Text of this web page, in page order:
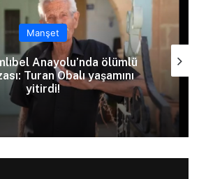
Manşet
Anayolu’nda ölümlü
Turan Obalı yaşamını
yitirdi!